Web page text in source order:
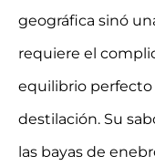
geográfica sinó
requiere el
equilibrio perfecto
destilación. Su
las bayas de